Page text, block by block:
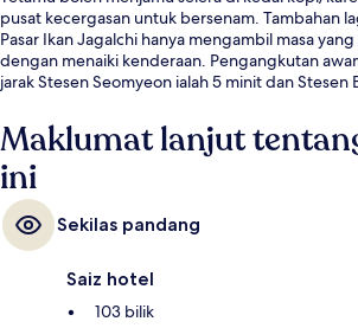
pusat kecergasan untuk bersenam. Tambahan
Pasar Ikan Jagalchi hanya mengambil masa
dengan menaiki kenderaan. Pengangkutan
jarak Stesen Seomyeon ialah 5 minit dan Stesen
Maklumat lanjut
ini
Sekilas pandang
Saiz hotel
103 bilik